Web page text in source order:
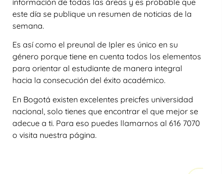
este día se publique un resumen de noticias de la
semana.
Es así como el preunal de Ipler es único en su
género porque tiene en cuenta todos los elementos
para orientar al estudiante de manera integral
hacia la consecución del éxito académico.
En Bogotá existen excelentes preicfes universidad
nacional, solo tienes que encontrar el que mejor se
adecue a ti. Para eso puedes llamarnos al 616 7070
o visita nuestra página.